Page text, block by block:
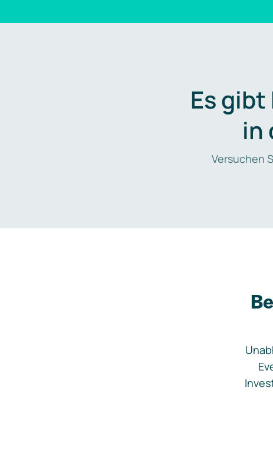
Es
in
Versuchen